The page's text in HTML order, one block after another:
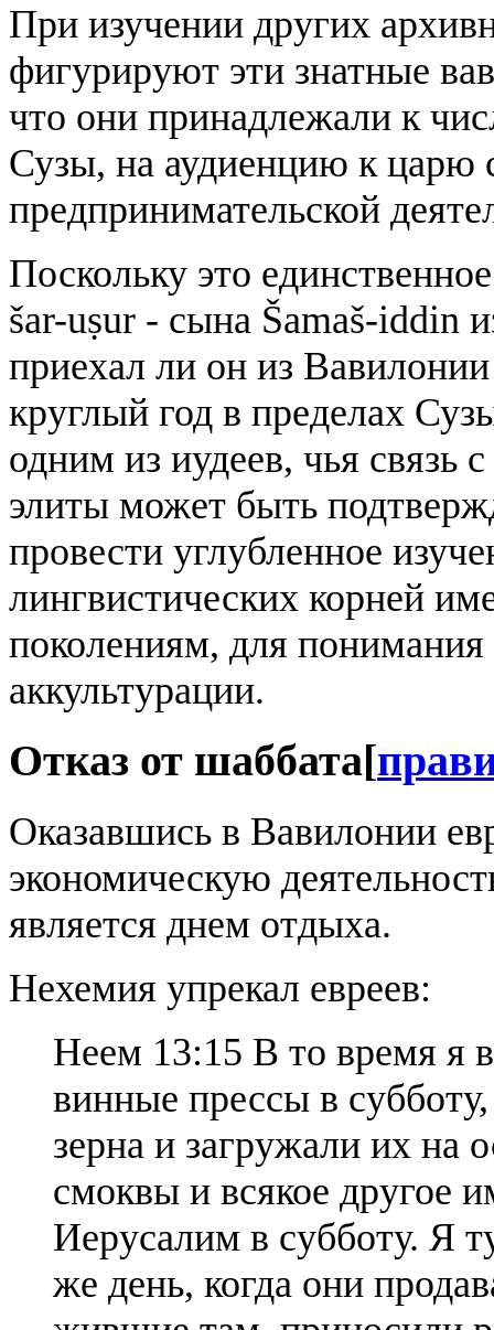
При изучении других
фигурируют эти знатные
что они принадлежали к
Сузы, на аудиенцию к царю
предпринимательской
Поскольку это
šar-uṣur - сына Šamaš-iddin
приехал ли он из
круглый год в пределах
одним из иудеев, чья связь
элиты может быть
провести углубленное
лингвистических корней
поколениям, для понимания
аккультурации.
Отказ от шаббата[
Оказавшись в Вавилонии
экономическую
является днем отдыха.
Нехемия упрекал евреев:
Неем 13:15 В то время я
винные прессы в
зерна и загружали их на
смоквы и всякое другое
Иерусалим в субботу. Я
же день, когда они